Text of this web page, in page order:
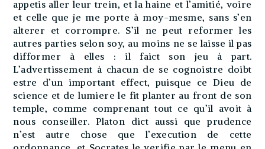
appetis aller leur trein, et la haine et l’amitié, voire
et celle que je me porte à moy-mesme, sans s’en
alterer et corrompre. S’il ne peut reformer les
autres parties selon soy, au moins ne se laisse il pas
difformer à elles : il faict son jeu à part.
L’advertissement à chacun de se cognoistre doibt
estre d’un important effect, puisque ce Dieu de
science et de lumiere le fit planter au front de son
temple, comme comprenant tout ce qu’il avoit à
nous conseiller. Platon dict aussi que prudence
n’est autre chose que l’execution de cette